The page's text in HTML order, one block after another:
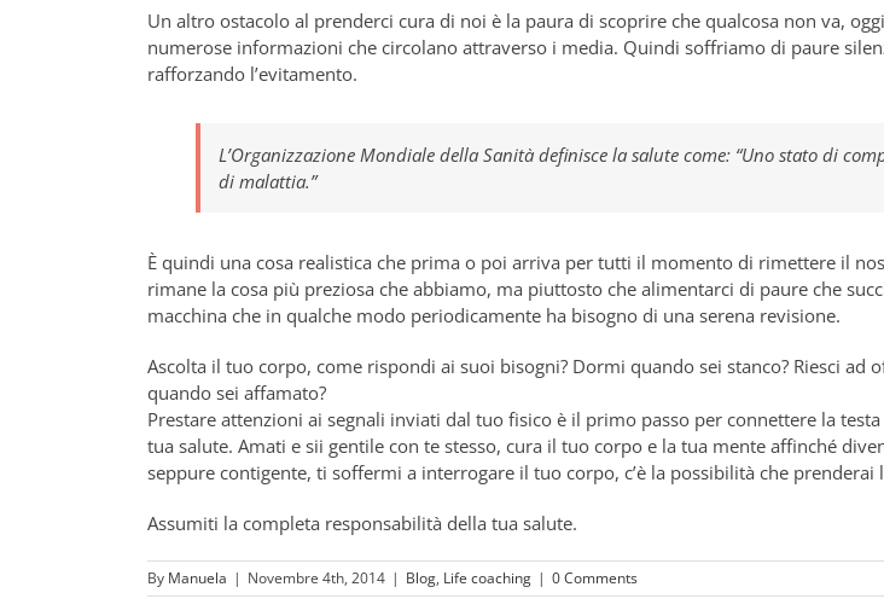
Un altro ostacolo al prenderci cura di noi è la paura di scoprire che qualcosa non va,
numerose informazioni che circolano attraverso i media. Quindi soffriamo di paure
rafforzando l’evitamento.
L’Organizzazione Mondiale della Sanità definisce la salute come: “Uno stato di
di malattia.”
È quindi una cosa realistica che prima o poi arriva per tutti il momento di rimettere il
rimane la cosa più preziosa che abbiamo, ma piuttosto che alimentarci di paure che
macchina che in qualche modo periodicamente ha bisogno di una serena revisione.
Ascolta il tuo corpo, come rispondi ai suoi bisogni? Dormi quando sei stanco? Riesci
quando sei affamato?
Prestare attenzioni ai segnali inviati dal tuo fisico è il primo passo per connettere la
tua salute. Amati e sii gentile con te stesso, cura il tuo corpo e la tua mente affinché
seppure contigente, ti soffermi a interrogare il tuo corpo, c’è la possibilità che prenderai
Assumiti la completa responsabilità della tua salute.
By Manuela | Novembre 4th, 2014 | Blog, Life coaching | 0 Comments